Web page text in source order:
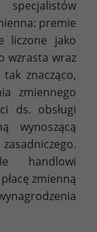
premie
liczone jako
wzrasta wraz
znacząco,
zmiennego
ds. obsługi
wynoszącą
handlowi
zmienną